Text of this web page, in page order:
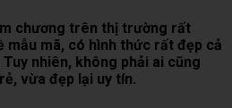
chương trên thị trường rất
mẫu mã, có hình thức rất đẹp cả
nhiên, không phải ai cũng
vừa đẹp lại uy tín.